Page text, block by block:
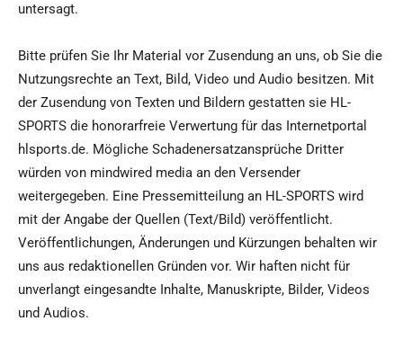
untersagt.
Bitte prüfen Sie Ihr Material vor Zusendung an uns, ob Sie die
Nutzungsrechte an Text, Bild, Video und Audio besitzen. Mit
der Zusendung von Texten und Bildern gestatten sie HL-
SPORTS die honorarfreie Verwertung für das Internetportal
hlsports.de. Mögliche Schadenersatzansprüche Dritter
würden von mindwired media an den Versender
weitergegeben. Eine Pressemitteilung an HL-SPORTS wird
mit der Angabe der Quellen (Text/Bild) veröffentlicht.
Veröffentlichungen, Änderungen und Kürzungen behalten wir
uns aus redaktionellen Gründen vor. Wir haften nicht für
unverlangt eingesandte Inhalte, Manuskripte, Bilder, Videos
und Audios.